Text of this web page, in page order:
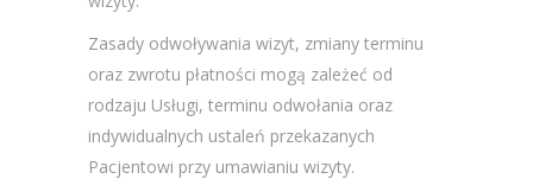
Zasady odwoływania wizyt, zmiany terminu
oraz zwrotu płatności mogą zależeć od
rodzaju Usługi, terminu odwołania oraz
indywidualnych ustaleń przekazanych
Pacjentowi przy umawianiu wizyty.